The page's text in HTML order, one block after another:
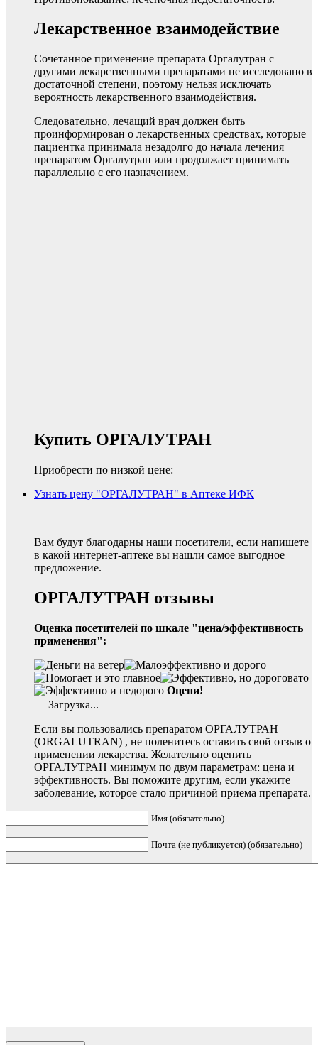
Лекарственное взаимодействие
Сочетанное применение препарата Оргалутран с
другими лекарственными препаратами не исследовано в
достаточной степени, поэтому нельзя исключать
вероятность лекарственного взаимодействия.
Следовательно, лечащий врач должен быть
проинформирован о лекарственных средствах, которые
пациентка принимала незадолго до начала лечения
препаратом Оргалутран или продолжает принимать
параллельно с его назначением.
Купить ОРГАЛУТРАН
Приобрести по низкой цене:
Узнать цену "ОРГАЛУТРАН" в Аптеке ИФК
Вам будут благодарны наши посетители, если напишете
в какой интернет-аптеке вы нашли самое выгодное
предложение.
ОРГАЛУТРАН отзывы
Оценка посетителей по шкале "цена/эффективность
применения":
Оцени!
Загрузка...
Если вы пользовались препаратом ОРГАЛУТРАН
(ORGALUTRAN) , не поленитесь оставить свой отзыв о
применении лекарства. Желательно оценить
ОРГАЛУТРАН минимум по двум параметрам: цена и
эффективность. Вы поможите другим, если укажите
заболевание, которое стало причиной приема препарата.
Имя (обязательно)
Почта (не публикуется) (обязательно)